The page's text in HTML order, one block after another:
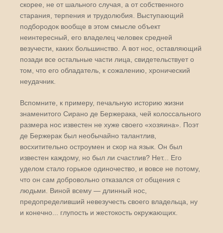
скорее, не от шального случая, а от собственного
старания, терпения и трудолюбия. Выступающий
подбородок вообще в этом смысле объект
неинтересный, его владелец человек средней
везучести, каких большинство. А вот нос, оставляющий
позади все остальные части лица, свидетельствует о
том, что его обладатель, к сожалению, хронический
неудачник.
Вспомните, к примеру, печальную историю жизни
знаменитого Сирано де Бержерака, чей колоссального
размера нос известен не хуже своего «хозяина». Поэт
де Бержерак был необычайно талантлив,
восхитительно остроумен и скор на язык. Он был
известен каждому, но был ли счастлив? Нет... Его
уделом стало горькое одиночество, и вовсе не потому,
что он сам добровольно отказался от общения с
людьми. Виной всему — длинный нос,
предопределивший невезучесть своего владельца, ну
и конечно... глупость и жестокость окружающих.